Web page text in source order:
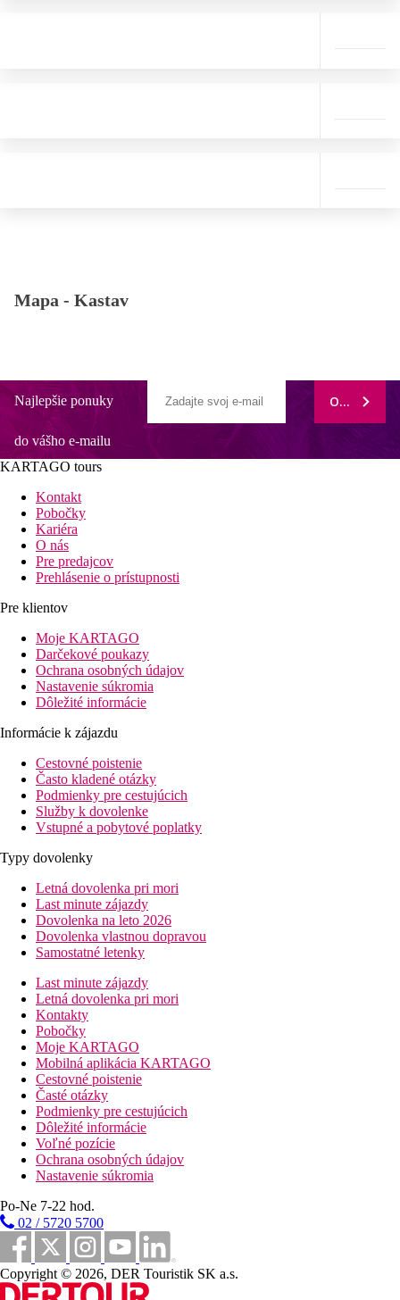
Mapa - Kastav
Najlepšie ponuky
do vášho e-mailu
ODOBERAŤ
KARTAGO tours
Kontakt
Pobočky
Kariéra
O nás
Pre predajcov
Prehlásenie o prístupnosti
Pre klientov
Moje KARTAGO
Darčekové poukazy
Ochrana osobných údajov
Nastavenie súkromia
Dôležité informácie
Informácie k zájazdu
Cestovné poistenie
Často kladené otázky
Podmienky pre cestujúcich
Služby k dovolenke
Vstupné a pobytové poplatky
Typy dovolenky
Letná dovolenka pri mori
Last minute zájazdy
Dovolenka na leto 2026
Dovolenka vlastnou dopravou
Samostatné letenky
Last minute zájazdy
Letná dovolenka pri mori
Kontakty
Pobočky
Moje KARTAGO
Mobilná aplikácia KARTAGO
Cestovné poistenie
Časté otázky
Podmienky pre cestujúcich
Dôležité informácie
Voľné pozície
Ochrana osobných údajov
Nastavenie súkromia
Po-Ne 7-22 hod.
02 / 5720 5700
Copyright © 2026, DER Touristik SK a.s.